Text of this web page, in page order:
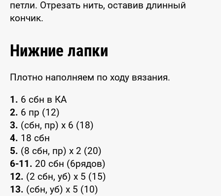
петли. Отрезать нить, оставив длинный
кончик.
Нижние лапки
Плотно наполняем по ходу вязания.
1. 6 сбн в КА
2. 6 пр (12)
3. (сбн, пр) x 6 (18)
4. 18 сбн
5. (8 сбн, пр) x 2 (20)
6-11. 20 сбн (6рядов)
12. (2 сбн, уб) x 5 (15)
13. (сбн, уб) x 5 (10)